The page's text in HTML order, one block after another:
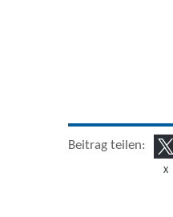
Beitrag teilen:
X